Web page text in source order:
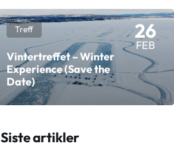
Treff 26
FEB
Vintertreffet – Winter
Experience (Save the
Date)
Siste artikler